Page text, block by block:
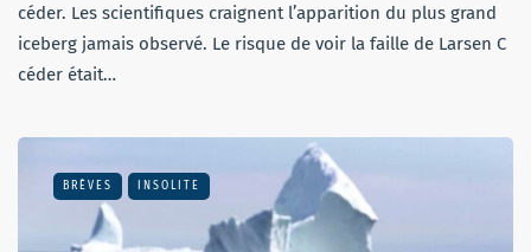
céder. Les scientifiques craignent l’apparition du plus grand
iceberg jamais observé. Le risque de voir la faille de Larsen C
céder était…
BRÈVES INSOLITE